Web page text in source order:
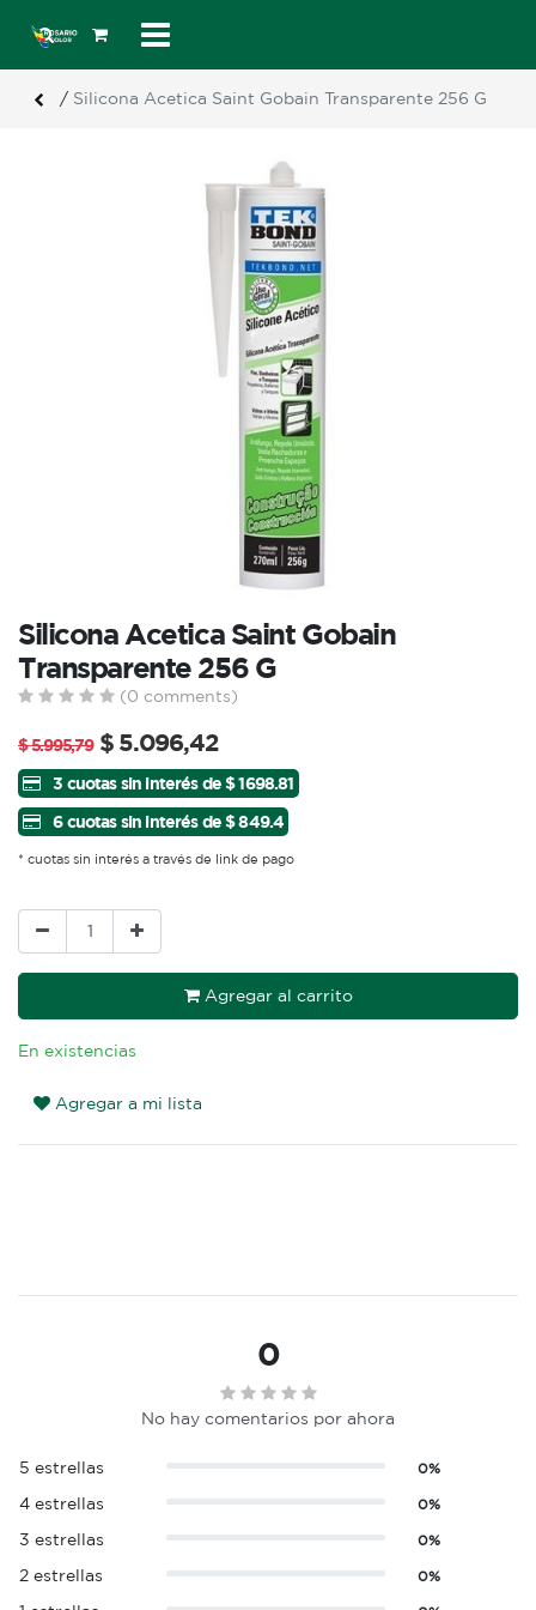
/ Silicona Acetica Saint Gobain Transparente 256 G
Silicona Acetica Saint Gobain
Transparente 256 G
(0 comments)
$5.995,79 $ 5.096,42
3 cuotas sin interés de $ 1698.81
6 cuotas sin interés de $ 849.4
* cuotas sin interés a través de link de pago
Agregar al carrito
En existencias
Agregar a mi lista
0
No hay comentarios por ahora
5 estrellas 0%
4 estrellas 0%
3 estrellas 0%
2 estrellas 0%